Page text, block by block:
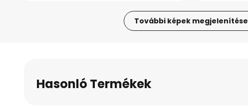
További képek megjelenítése
Hasonló Termékek